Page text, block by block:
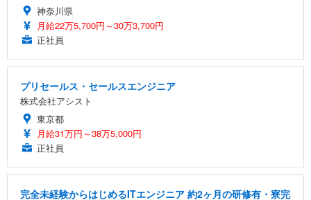
神奈川県
月給22万5,700円～30万3,700円
正社員
プリセールス・セールスエンジニア
株式会社アシスト
東京都
月給31万円～38万5,000円
正社員
完全未経験からはじめるITエンジニア 約2ヶ月の研修有・寮完